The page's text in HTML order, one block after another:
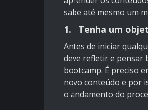
sabe até mesmo um
1. Tenha um
Antes de iniciar
deve refletir e pensar
bootcamp. É preciso
novo conteúdo e por
o andamento do